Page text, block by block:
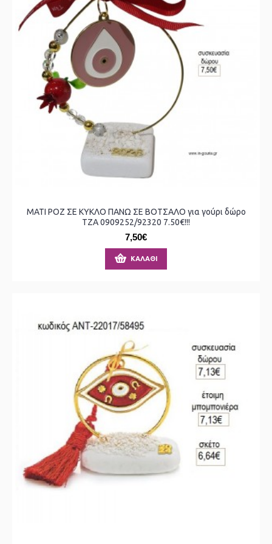
ΜΑΤΙ ΡΟΖ ΣΕ ΚΥΚΛΟ ΠΑΝΩ ΣΕ ΒΟΤΣΑΛΟ για γούρι δώρο
ΤΖΑ 0909252/92320 7.50€!!!
7,50€
ΚΑΛΆΘΙ